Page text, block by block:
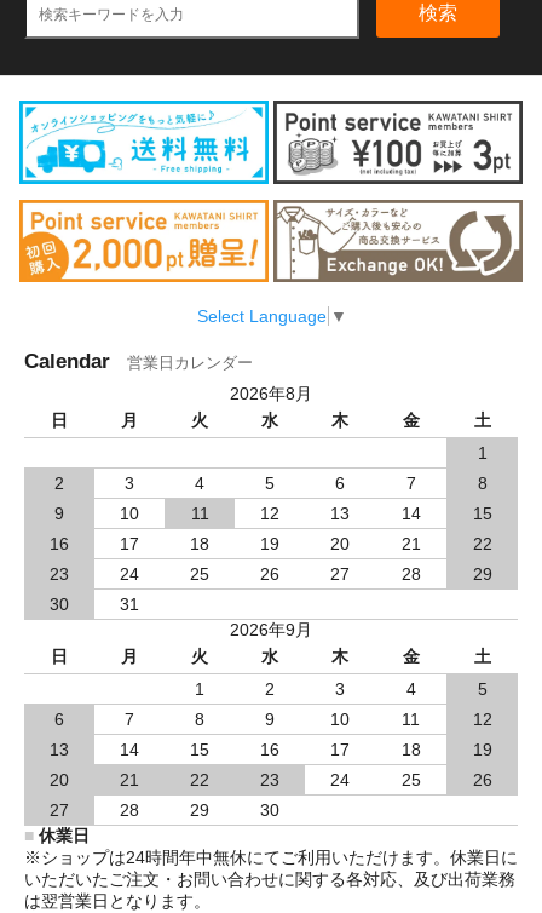
検索
Select Language ▼
Calendar 営業日カレンダー
2026年8月
日
月 火 水 木 金
土
1
2
3 4 5 6 7
8
9
10 11 12 13 14
15
16
17 18 19 20 21
22
23
24 25 26 27 28
29
30
31
2026年9月
日
月 火 水 木 金
土
1
2 3 4
5
6
7 8 9 10 11
12
13
14 15 16 17 18
19
20
21 22 23 24 25
26
27
28 29
30
■ 休業日
※ショップは24時間年中無休にてご利用いただけます。休業日に
いただいたご注文・お問い合わせに関する各対応、及び出荷業務
は翌営業日となります。